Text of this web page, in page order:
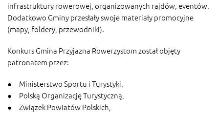
infrastruktury rowerowej, organizowanych rajdów, eventów.
Dodatkowo Gminy przesłały swoje materiały promocyjne
(mapy, foldery, przewodniki).
Konkurs Gmina Przyjazna Rowerzystom został objęty
patronatem przez:
● Ministerstwo Sportu i Turystyki,
● Polską Organizację Turystyczną,
● Związek Powiatów Polskich,